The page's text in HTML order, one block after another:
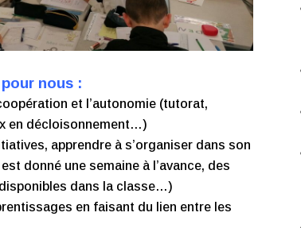
nous :
et l’autonomie (tutorat,
en décloisonnement…)
apprendre à s’organiser dans son
donné une semaine à l’avance, des
dans la classe…)
en faisant du lien entre les